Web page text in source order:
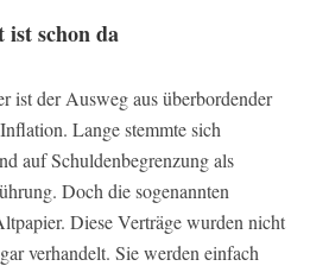
ist schon da
ist der Ausweg aus überbordender
Lange stemmte sich
auf Schuldenbegrenzung als
Doch die sogenannten
Diese Verträge wurden nicht
verhandelt. Sie werden einfach